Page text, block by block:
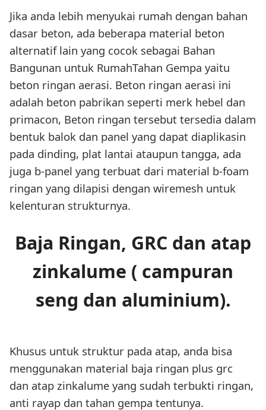
Jika anda lebih menyukai rumah dengan bahan
dasar beton, ada beberapa material beton
alternatif lain yang cocok sebagai Bahan
Bangunan untuk RumahTahan Gempa yaitu
beton ringan aerasi. Beton ringan aerasi ini
adalah beton pabrikan seperti merk hebel dan
primacon, Beton ringan tersebut tersedia dalam
bentuk balok dan panel yang dapat diaplikasin
pada dinding, plat lantai ataupun tangga, ada
juga b-panel yang terbuat dari material b-foam
ringan yang dilapisi dengan wiremesh untuk
kelenturan strukturnya.
Baja Ringan, GRC dan atap
zinkalume ( campuran
seng dan aluminium).
Khusus untuk struktur pada atap, anda bisa
menggunakan material baja ringan plus grc
dan atap zinkalume yang sudah terbukti ringan,
anti rayap dan tahan gempa tentunya.